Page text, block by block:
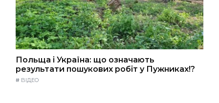
Польща і Україна: що означають
результати пошукових робіт у Пужниках!?
# ВІДЕО